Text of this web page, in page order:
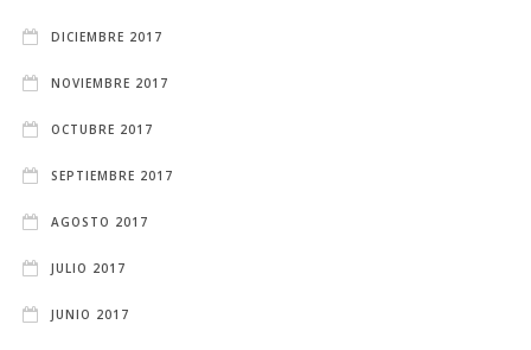
DICIEMBRE 2017
NOVIEMBRE 2017
OCTUBRE 2017
SEPTIEMBRE 2017
AGOSTO 2017
JULIO 2017
JUNIO 2017